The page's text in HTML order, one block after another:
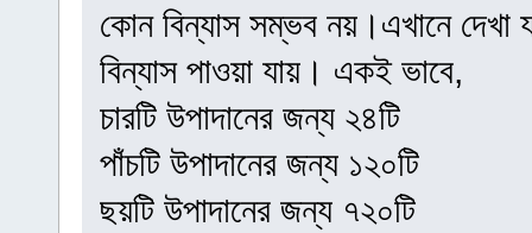
কোন বিন্যাস সম্ভব নয়।এখানে দেখা
বিন্যাস পাওয়া যায়। একই ভাবে,
চারটি উপাদানের জন্য ২৪টি
পাঁচটি উপাদানের জন্য ১২০টি
ছয়টি উপাদানের জন্য ৭২০টি